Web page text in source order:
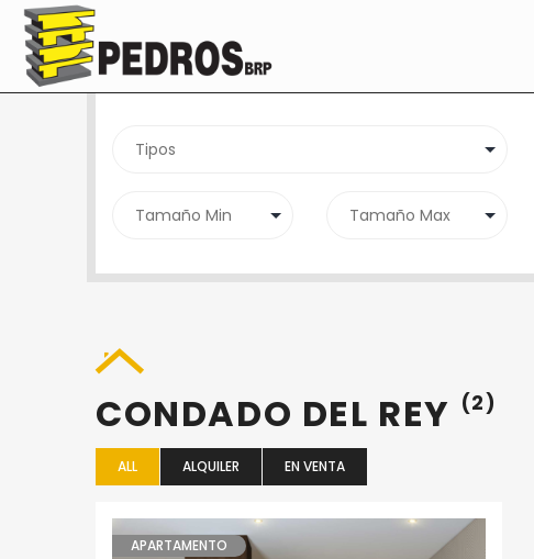
SEARCH PROPERTY
CONDADO DEL REY (2)
ALL ALQUILER EN VENTA
APARTAMENTO